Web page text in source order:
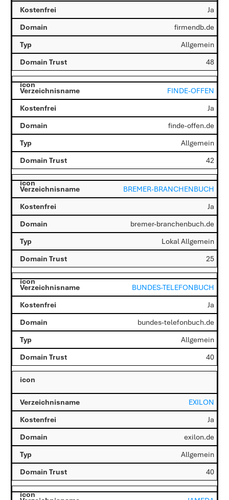
Ja
firmendb.de
Allgemein
48
FINDE-OFFEN
Ja
finde-offen.de
Allgemein
42
BREMER-BRANCHENBUCH
Ja
bremer-branchenbuch.de
Lokal Allgemein
25
BUNDES-TELEFONBUCH
Ja
bundes-telefonbuch.de
Allgemein
40
EXILON
Ja
exilon.de
Allgemein
40